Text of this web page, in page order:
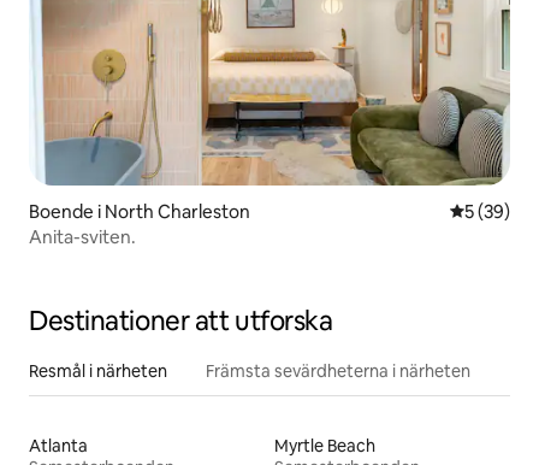
Boende i North Charleston 5 av 5 i
5 (39)
Anita-sviten.
Destinationer att utforska
Resmål i närheten Främsta sevärdheterna i närheten
Atlanta
Myrtle Beach